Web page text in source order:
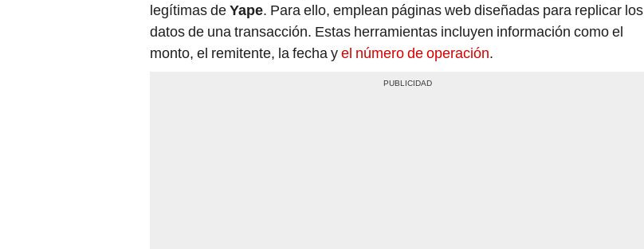
legítimas deYape. Para ello, emplean páginas web diseñadas para replicar los
datos de una transacción. Estas herramientas incluyen información como el
monto, el remitente, la fecha yel número de operación.